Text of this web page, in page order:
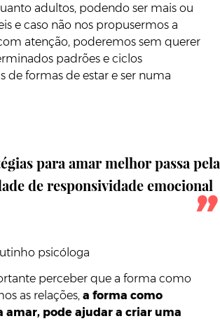
adultos, podendo ser mais ou
e caso não nos propusermos a
atenção, poderemos sem querer
padrões e ciclos
de formas de estar e ser numa
para amar melhor passa pela
de responsividade emocional
psicóloga
perceber que a forma como
as relações, a forma como
amar, pode ajudar a criar uma